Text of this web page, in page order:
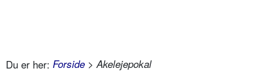
Du er her: Forside > Akelejepokal